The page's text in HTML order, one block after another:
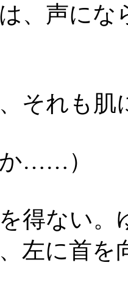
、声に
それも肌
…… ）
得ない。
左に首を